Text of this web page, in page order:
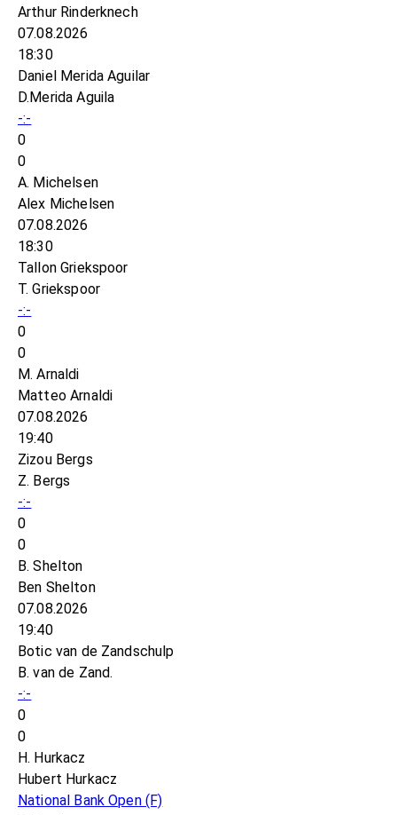
Arthur Rinderknech
07.08.2026
18:30
Daniel Merida Aguilar
D.Merida Aguila
-:-
0
0
A. Michelsen
Alex Michelsen
07.08.2026
18:30
Tallon Griekspoor
T. Griekspoor
-:-
0
0
M. Arnaldi
Matteo Arnaldi
07.08.2026
19:40
Zizou Bergs
Z. Bergs
-:-
0
0
B. Shelton
Ben Shelton
07.08.2026
19:40
Botic van de Zandschulp
B. van de Zand.
-:-
0
0
H. Hurkacz
Hubert Hurkacz
National Bank Open (F)